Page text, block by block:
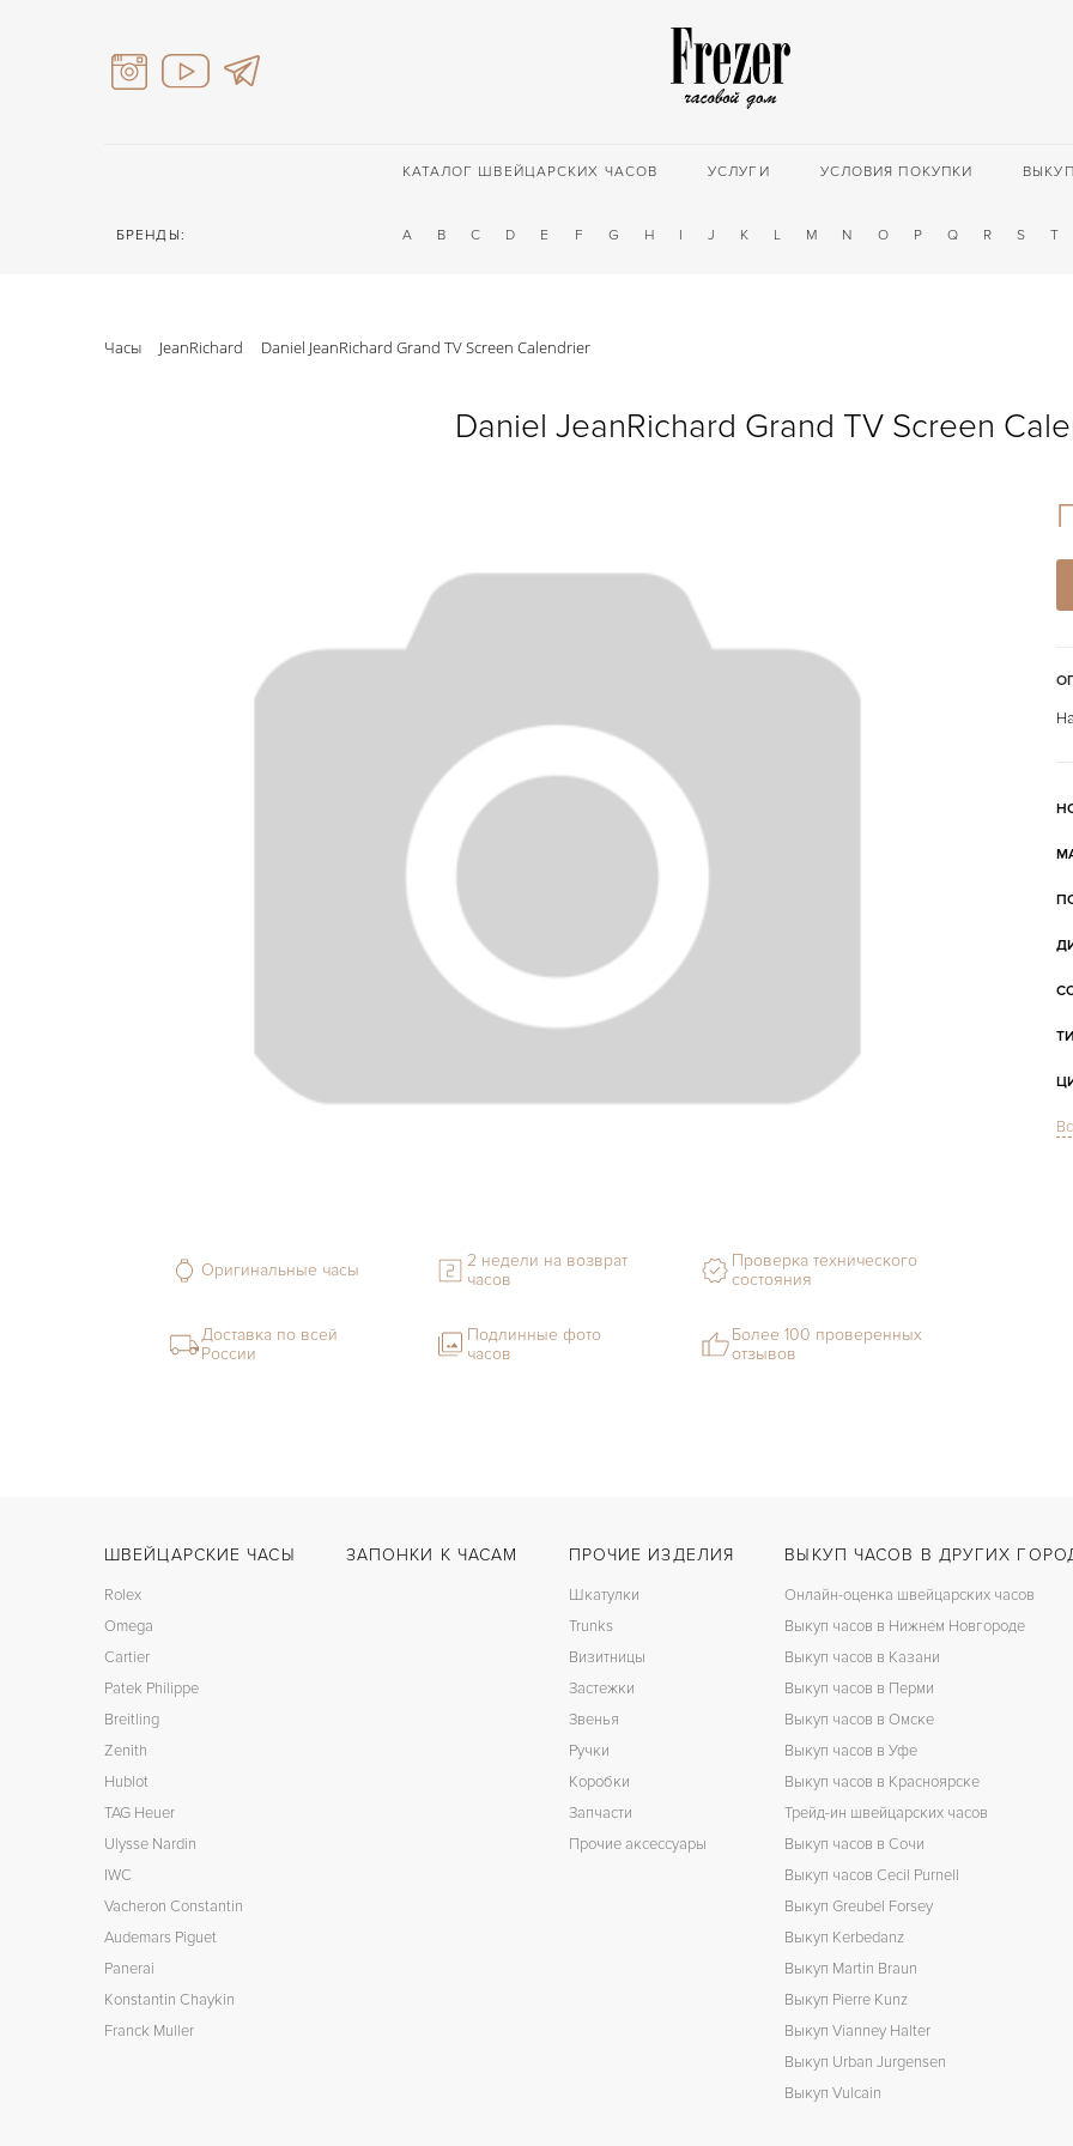
КАТАЛОГ ШВЕЙЦАРСКИХ ЧАСОВ УСЛУГИ УСЛОВИЯ ПОКУПКИ ВЫКУП
БРЕНДЫ: A B C D E F G H I J K L M N O P Q R S T
Часы JeanRichard Daniel JeanRichard Grand TV Screen Calendrier
Daniel JeanRichard Grand TV Screen
Оригинальные часы
2 недели на возврат
часов
Проверка технического
состояния
Доставка по всей
России
Подлинные фото
часов
Более 100 проверенных
отзывов
ШВЕЙЦАРСКИЕ ЧАСЫ
Rolex
Omega
Cartier
Patek Philippe
Breitling
Zenith
Hublot
TAG Heuer
Ulysse Nardin
IWC
Vacheron Constantin
Audemars Piguet
Panerai
Konstantin Chaykin
Franck Muller
ЗАПОНКИ К ЧАСАМ ПРОЧИЕ ИЗДЕЛИЯ
Шкатулки
Trunks
Визитницы
Застежки
Звенья
Ручки
Коробки
Запчасти
Прочие аксессуары
ВЫКУП ЧАСОВ В ДРУГИХ
Онлайн-оценка швейцарских часов
Выкуп часов в Нижнем Новгороде
Выкуп часов в Казани
Выкуп часов в Перми
Выкуп часов в Омске
Выкуп часов в Уфе
Выкуп часов в Красноярске
Трейд-ин швейцарских часов
Выкуп часов в Сочи
Выкуп часов Cecil Purnell
Выкуп Greubel Forsey
Выкуп Kerbedanz
Выкуп Martin Braun
Выкуп Pierre Kunz
Выкуп Vianney Halter
Выкуп Urban Jurgensen
Выкуп Vulcain